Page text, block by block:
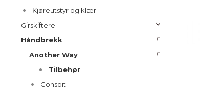
Kjøreutstyr og klær
Girskiftere
Håndbrekk
Another Way
Tilbehør
Conspit